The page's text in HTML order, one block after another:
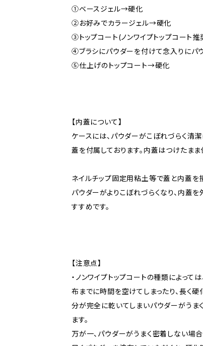
①ベースジェル→硬化
②お好みでカラージェル→硬化
③トップコート(ノンワイプトップコート
④ブラシにパウダーを付けて念入りにパ
⑤仕上げのトップコート→硬化
【内蓋について】
ケースには、パウダーがこぼれづらく清
蓋を付属しております。内蓋はつけたまま
ネイルチップ固定用粘土等で蓋と内蓋を
パウダーがよりこぼれづらくなり、内蓋
すすめです。
【注意点】
・ノンワイプトップコートの種類によって
布までに時間を空けてしまったり、長く硬
分が完全に乾いてしまいパウダーがうま
ます。
万が一、パウダーがうまく密着しない場